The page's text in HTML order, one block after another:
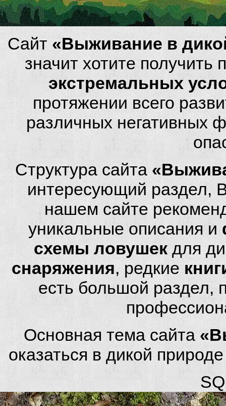
Сайт «Выживание в
значит хотите
экстремальных
протяжении всего
различных негативных
Структура сайта
интересующий раздел,
нашем сайте
уникальные описания и
схемы ловушек для
снаряжения, редкие
есть большой
Основная тема сайта
оказаться в дикой